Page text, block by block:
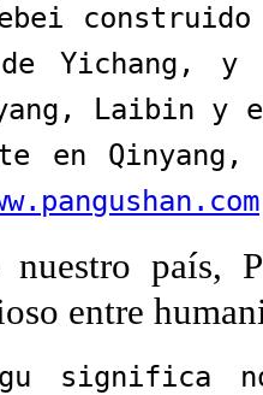
Yichang, y
Laibin
en
nuestro país,
entre
significa